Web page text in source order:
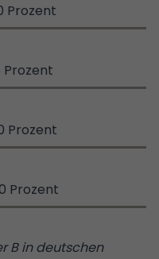
Prozent
Prozent
Prozent
Prozent
B in deutschen